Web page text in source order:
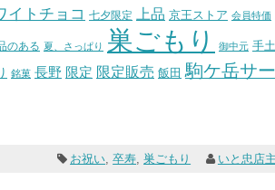
イトチョコ 七夕限定 上品 京王ストア 会員特価
のある 夏、さっぱり 巣ごもり 御中元 手
銘菓 長野 限定 限定販売 飯田 駒ケ岳サ
お祝い,卒寿,巣ごもり いと忠店